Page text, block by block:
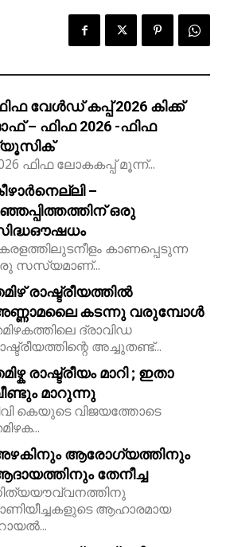
വേൾഡ് കപ്പ് 2026 കിക്ക്‌
– ഫിഫ 2026 -ഫിഫ
ഫിഫ ലോകകപ്പ് മൂന്ന്...
–
ഒരു
കാണപ്പെടുന്ന
സസ്യമാണ്...
രാഷ്ട്രീയത്തിൽ
കടന്നു വരുമ്പോൾ
ദ്രാവിഡ
അച്ചുതണ്ട്...
രാഷ്ട്രീയം മാറി ; ഇതാ
മാറുന്നു
കെയുടെ വിജയത്തോടെ
ആരോഗ്യത്തിനും
തേനീച്ച
ആഹാരമായ